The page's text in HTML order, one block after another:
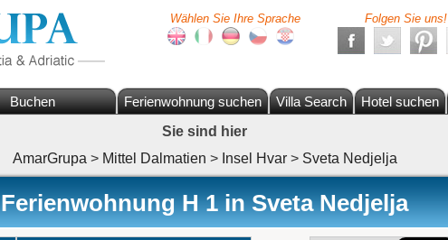
Wählen Sie Ihre Sprache Folgen Sie uns!
Buchen Ferienwohnung suchen Villa Search Hotel suchen
Sie sind hier
AmarGrupa > Mittel Dalmatien > Insel Hvar > Sveta Nedjelja
Ferienwohnung H 1 in Sveta Nedjelja